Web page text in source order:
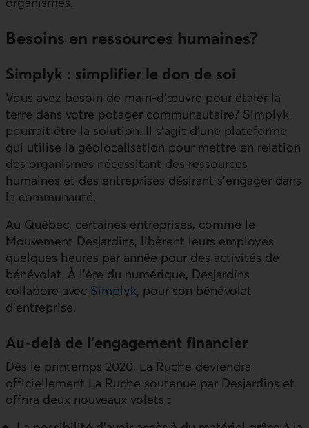
Besoins en ressources humaines?
Simplyk : simplifier le don de soi
Vous avez besoin de main-d’œuvre pour étaler la
terre dans votre potager communautaire? Simplyk
pourrait être la solution. Il s’agit d’une plateforme
qui utilise la géolocalisation pour mettre en relation
des organismes nécessitant des ressources
humaines et des entreprises désirant s’engager dans
la communauté.
Au Québec, certaines entreprises, comme le
Mouvement Desjardins, libèrent leurs employés
quelques heures par année pour des activités de
bénévolat. À l’ère du numérique, Desjardins
collabore avec Simplyk, pour son bénévolat
d’entreprise.
Au-delà de l’engagement financier
Dès le printemps 2020, La Ruche deviendra
officiellement La Ruche soutenue par Desjardins et
offrira deux nouveaux volets :